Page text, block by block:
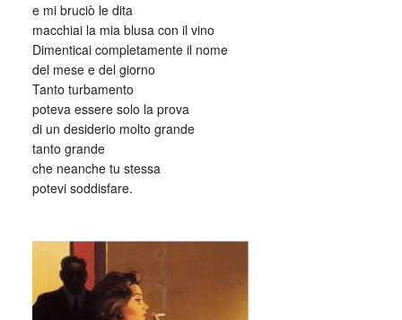
e mi bruciò le dita
macchiai la mia blusa con il vino
Dimenticai completamente il nome
del mese e del giorno
Tanto turbamento
poteva essere solo la prova
di un desiderio molto grande
tanto grande
che neanche tu stessa
potevi soddisfare.